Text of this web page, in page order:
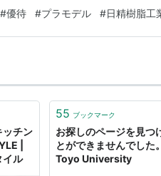
く親会社…
#優待 #プラモデル #日精樹脂工
ッチン
|
イル
55 ブックマーク
お探しのページを見つ
とができませんでした
Toyo University